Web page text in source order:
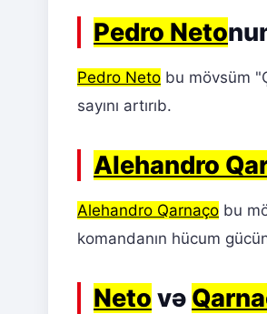
Pedro Neto
Pedro Neto bu mövsüm
sayını artırıb.
Alehandro
Alehandro Qarnaço bu
komandanın hücum
Neto və